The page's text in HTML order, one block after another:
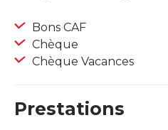
Bons CAF
Chèque
Chèque Vacances
Prestations